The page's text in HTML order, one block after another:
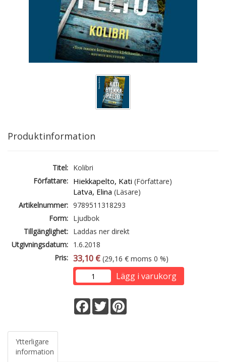
Produktinformation
Titel: Kolibri
Författare: Hiekkapelto, Kati (Författare)
Latva, Elina (Läsare)
Artikelnummer: 9789511318293
Form: Ljudbok
Tillgänglighet: Laddas ner direkt
Utgivningsdatum: 1.6.2018
Pris: 33,10 € (29,16 € moms 0 %)
Lägg i varukorg
Facebook
Twitter
Ytterligare
information